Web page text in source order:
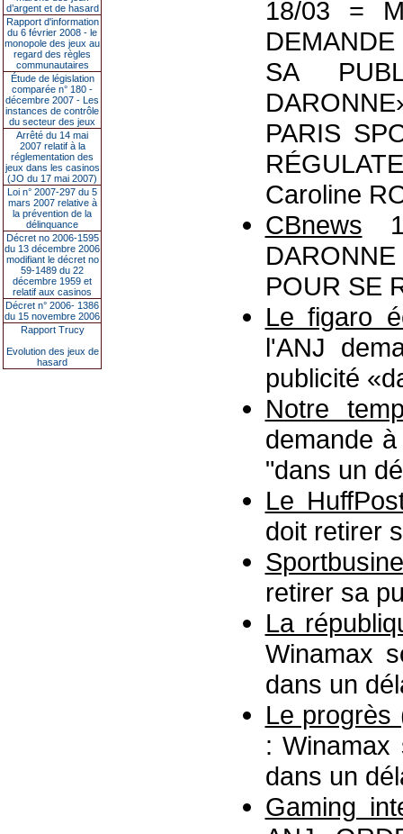
d’argent et de hasard
Rapport d'information
du 6 février 2008 - le
monopole des jeux au
regard des règles
communautaires
Étude de législation
comparée n° 180 -
décembre 2007 - Les
instances de contrôle
du secteur des jeux
Arrêté du 14 mai
2007 relatif à la
réglementation des
jeux dans les casinos
(JO du 17 mai 2007)
Loi n° 2007-297 du 5
mars 2007 relative à
la prévention de la
délinquance
Décret no 2006-1595
du 13 décembre 2006
modifiant le décret no
59-1489 du 22
décembre 1959 et
relatif aux casinos
Décret n° 2006- 1386
du 15 novembre 2006
Rapport Trucy
Evolution des jeux de
hasard
18/03 =
SA
PARIS
Caroline
CBnews
POUR SE
Le figaro
l'ANJ
publicité
Notre
demande
"dans un
Le
doit retirer
retirer sa
La
Winamax
dans un
Le progrès
: Winamax
dans un
Gaming